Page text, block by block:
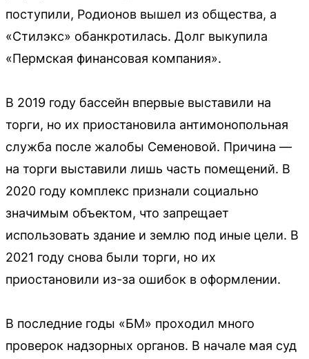
поступили, Родионов вышел из общества, а
«Стилэкс» обанкротилась. Долг выкупила
«Пермская финансовая компания».
В 2019 году бассейн впервые выставили на
торги, но их приостановила антимонопольная
служба после жалобы Семеновой. Причина —
на торги выставили лишь часть помещений. В
2020 году комплекс признали социально
значимым объектом, что запрещает
использовать здание и землю под иные цели. В
2021 году снова были торги, но их
приостановили из-за ошибок в оформлении.
В последние годы «БМ» проходил много
проверок надзорных органов. В начале мая суд